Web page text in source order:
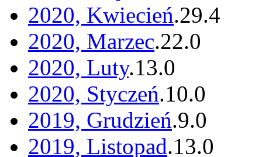
2020, Kwiecień.29.4
2020, Marzec.22.0
2020, Luty.13.0
2020, Styczeń.10.0
2019, Grudzień.9.0
2019, Listopad.13.0